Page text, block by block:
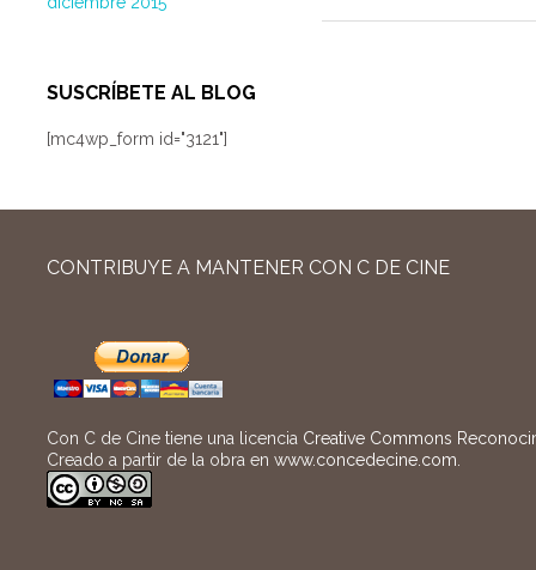
SUSCRÍBETE AL BLOG
[mc4wp_form id="3121"]
CONTRIBUYE A MANTENER CON C DE CINE
Con C de Cine tiene una licencia Creative Commons
Creado a partir de la obra enwww.concedecine.com